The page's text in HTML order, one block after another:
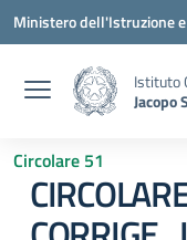
Vai ai contenuti
Vai al menu di navigazione
Vai al footer
Ministero dell'Istruzione
Istituto
Jacopo
Circolare 51